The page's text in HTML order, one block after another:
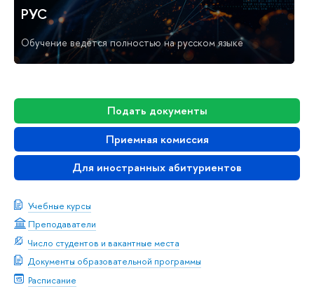
Подать документы
Приемная комиссия
Для иностранных абитуриентов
Учебные курсы
Преподаватели
Число студентов и вакантные места
Документы образовательной программы
Расписание
РУС
Обучение ведётся полностью на русском языке